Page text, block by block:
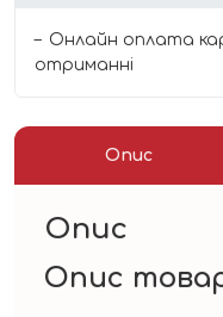
Онлайн оплата
отриманні
Опис
Опис
Опис